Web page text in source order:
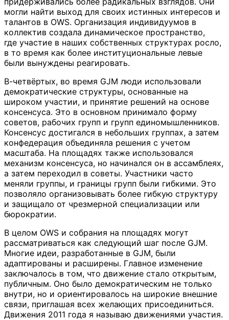
могли найти выход для своих истинных интересов и
талантов в OWS. Организация индивидуумов в
коллектив создала динамическое пространство,
где участие в наших собственных структурах росло,
в то время как более институциональные левые
были вынуждены реагировать.
В-четвёртых, во время GJM люди использовали
демократические структуры, основанные на
широком участии, и принятие решений на основе
консенсуса. Это в основном принимало форму
советов, рабочих групп и групп единомышленников.
Консенсус достигался в небольших группах, а затем
конфедерация объединяла решения с учетом
масштаба. На площадях также использовался
механизм консенсуса, но начинался он в ассамблеях,
а затем переходил в советы. Участники часто
меняли группы, и границы групп были гибкими. Это
позволяло организовывать более гибкую структуру
и защищало от чрезмерной специализации или
бюрократии.
В целом OWS и собрания на площадях могут
рассматриваться как следующий шаг после GJM.
Многие идеи, разработанные в GJM, были
адаптированы и расширены. Главное изменение
заключалось в том, что движение стало открытым,
публичным. Оно было демократическим не только
внутри, но и ориентировалось на широкие внешние
связи, приглашая всех желающих присоединиться.
Движения 2011 года я называю движениями участия.